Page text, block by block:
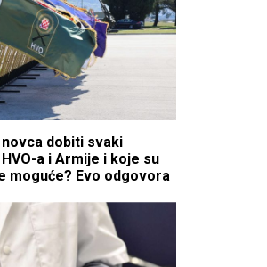
novca dobiti svaki
a i Armije i koje su
moguće? Evo odgovora